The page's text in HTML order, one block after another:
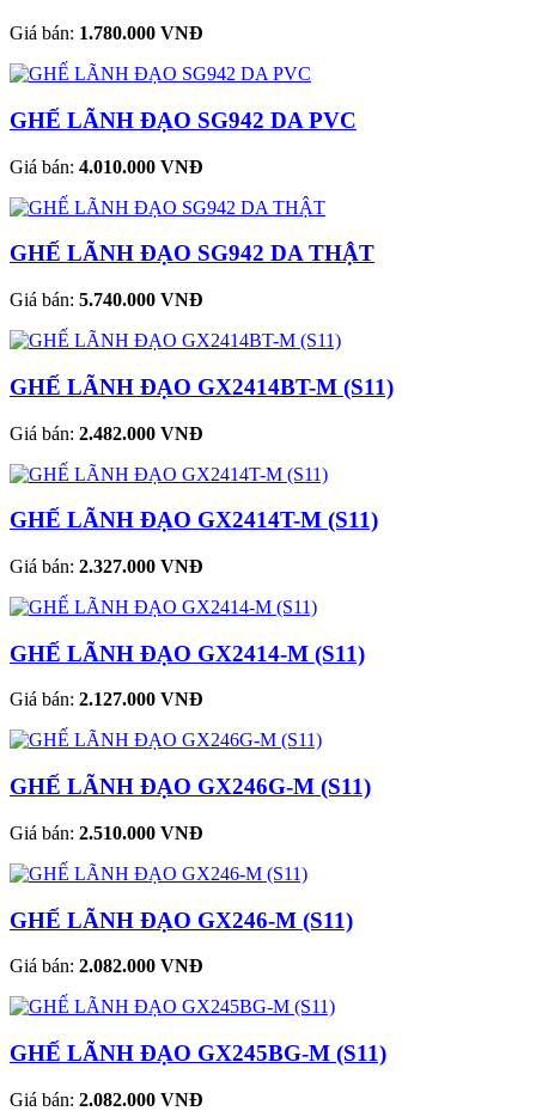
Giá bán: 1.780.000 VNĐ
GHẾ LÃNH ĐẠO SG942 DA PVC
Giá bán: 4.010.000 VNĐ
GHẾ LÃNH ĐẠO SG942 DA THẬT
Giá bán: 5.740.000 VNĐ
GHẾ LÃNH ĐẠO GX2414BT-M (S11)
Giá bán: 2.482.000 VNĐ
GHẾ LÃNH ĐẠO GX2414T-M (S11)
Giá bán: 2.327.000 VNĐ
GHẾ LÃNH ĐẠO GX2414-M (S11)
Giá bán: 2.127.000 VNĐ
GHẾ LÃNH ĐẠO GX246G-M (S11)
Giá bán: 2.510.000 VNĐ
GHẾ LÃNH ĐẠO GX246-M (S11)
Giá bán: 2.082.000 VNĐ
GHẾ LÃNH ĐẠO GX245BG-M (S11)
Giá bán: 2.082.000 VNĐ